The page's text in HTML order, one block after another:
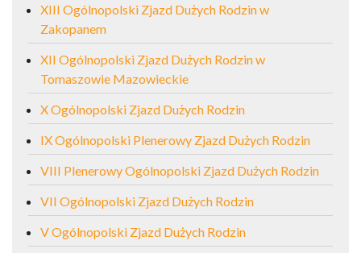
XIII Ogólnopolski Zjazd Dużych Rodzin w
Zakopanem
XII Ogólnopolski Zjazd Dużych Rodzin w
Tomaszowie Mazowieckie
X Ogólnopolski Zjazd Dużych Rodzin
IX Ogólnopolski Plenerowy Zjazd Dużych Rodzin
VIII Plenerowy Ogólnopolski Zjazd Dużych Rodzin
VII Ogólnopolski Zjazd Dużych Rodzin
V Ogólnopolski Zjazd Dużych Rodzin